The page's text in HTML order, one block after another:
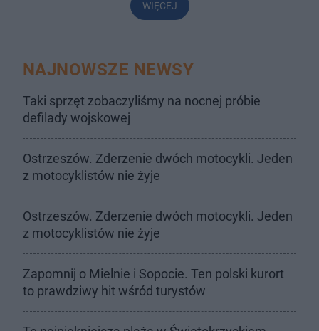
WIĘCEJ
NAJNOWSZE NEWSY
Taki sprzęt zobaczyliśmy na nocnej próbie
defilady wojskowej
Ostrzeszów. Zderzenie dwóch motocykli. Jeden
z motocyklistów nie żyje
Ostrzeszów. Zderzenie dwóch motocykli. Jeden
z motocyklistów nie żyje
Zapomnij o Mielnie i Sopocie. Ten polski kurort
to prawdziwy hit wśród turystów